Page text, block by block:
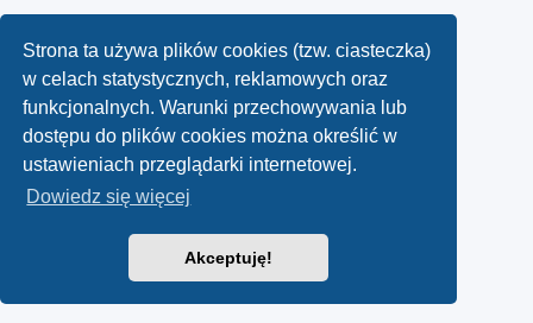
Strona ta używa plików cookies (tzw. ciasteczka)
w celach statystycznych, reklamowych oraz
funkcjonalnych. Warunki przechowywania lub
dostępu do plików cookies można określić w
ustawieniach przeglądarki internetowej.
Dowiedz się więcej
Akceptuję!